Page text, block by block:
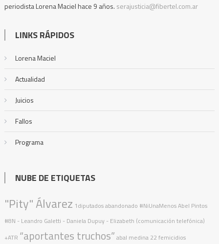
periodista Lorena Maciel hace 9 años. serajusticia@fibertel.com.ar
LINKS RÁPIDOS
Lorena Maciel
Actualidad
Juicios
Fallos
Programa
NUBE DE ETIQUETAS
"Pity" Álvarez 1diputadosabandonado #NiUnaMenosAbel Pintos
#8N - Leandro Galetti - Daniela Dupuy - Elizabeth (comunicación telefónica)
+ATR “aportantes truchos” abal medina 22 femicidios